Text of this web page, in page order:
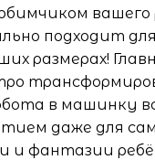
вашего
подходит
размерах!
в машинку
даже для
и фантазии